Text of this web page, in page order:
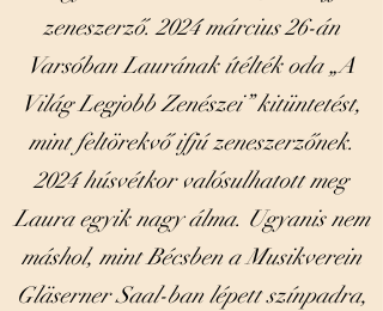
zeneszerző. 2024 március 26-án
Varsóban Laurának ítélték oda „A
Világ Legjobb Zenészei” kitüntetést,
mint feltörekvő ifjú zeneszerzőnek.
2024 húsvétkor valósulhatott meg
Laura egyik nagy álma. Ugyanis nem
máshol, mint Bécsben a Musikverein
Gläserner Saal-ban lépett színpadra,